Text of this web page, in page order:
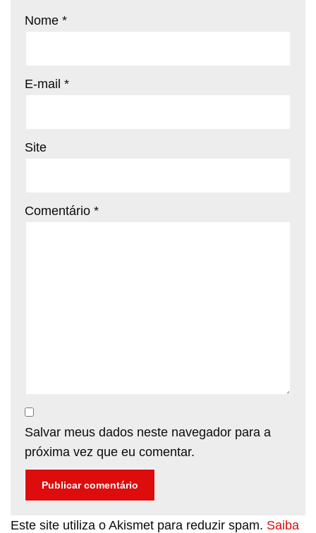
Nome *
E-mail *
Site
Comentário *
Salvar meus dados neste navegador para a
próxima vez que eu comentar.
Este site utiliza o Akismet para reduzir spam. Saiba